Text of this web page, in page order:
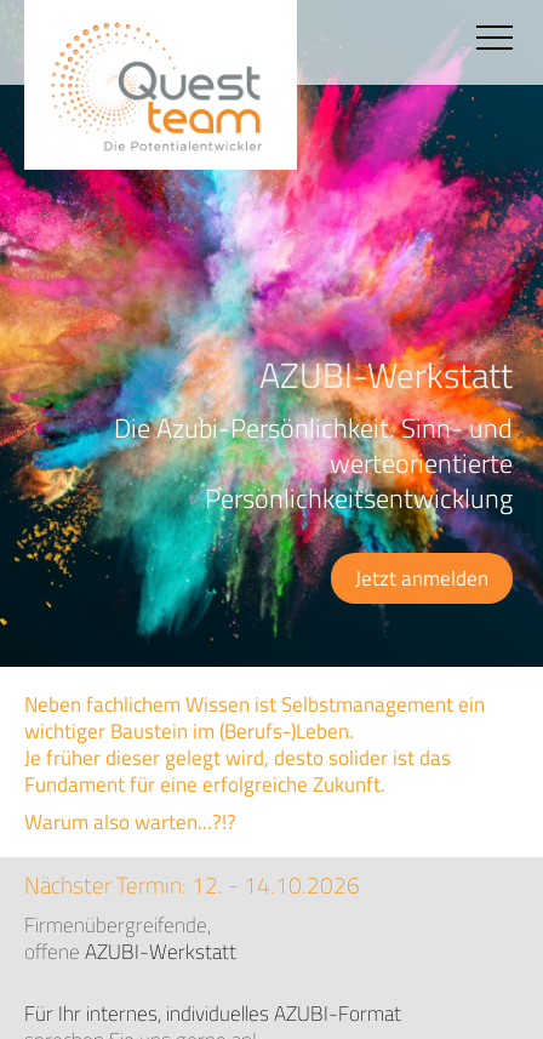
AZUBI-Werkstatt
Die Azubi-Persönlichkeit. Sinn- und
werteorientierte
Persönlichkeitsentwicklung
Jetzt anmelden
Neben fachlichem Wissen ist Selbstmanagement ein
wichtiger Baustein im (Berufs-)Leben.
Je früher dieser gelegt wird, desto solider ist das
Fundament für eine erfolgreiche Zukunft.
Warum also warten...?!?
Nächster Termin: 12. - 14.10.2026
Firmenübergreifende,
offeneAZUBI-Werkstatt
Für Ihr internes, individuellesAZUBI-Format